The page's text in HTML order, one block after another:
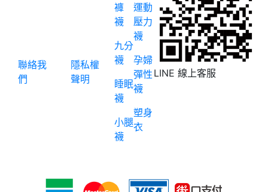
聯絡我
們
隱私權
聲明
褲
襪
九分
襪
睡眠
襪
小腿
襪
運動
壓力
襪
孕婦
彈性
襪
塑身
衣
LINE 線上客服